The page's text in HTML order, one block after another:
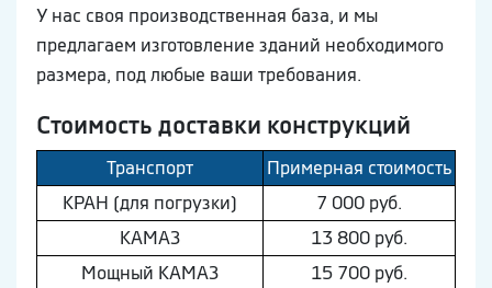
У нас своя производственная база, и мы
предлагаем изготовление зданий необходимого
размера, под любые ваши требования.
Стоимость доставки конструкций
Транспорт
Примерная стоимость
КРАН (для погрузки)
7 000 руб.
КAМAЗ
13 800 руб.
Мощный КAМAЗ
15 700 руб.